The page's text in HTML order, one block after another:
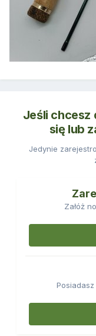
Jeśli chcesz
się lub
Jedynie
Załóż